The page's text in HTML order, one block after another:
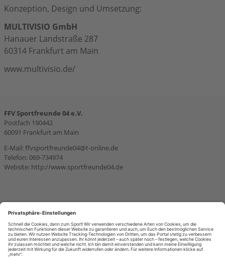
Konzeption, Design und Umsetzung:
MULTIVISIO GmbH
Hanauer Landstraße 287
60314 Frankfurt am Main
www.multivisio.de/
FFV Sportfreunde 04 e.V.
Postfach 190442
60091 Frankfurt am Main
E-Mail: ffvsportfreunde04@t-online.de
Telefon: 069-734974
Website: http://www.sportfreunde04.de
SITEMAP
Kontakt
KONTAKT